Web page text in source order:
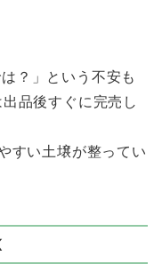
？」という不安も
品後すぐに完売し
すい土壌が整ってい